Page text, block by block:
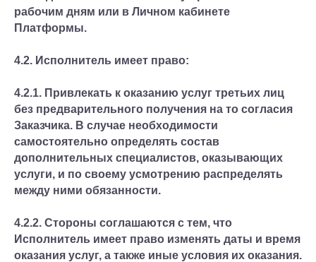
рабочим дням или в Личном кабинете
Платформы.
4.2. Исполнитель имеет право:
4.2.1. Привлекать к оказанию услуг третьих лиц
без предварительного получения на то согласия
Заказчика. В случае необходимости
самостоятельно определять состав
дополнительных специалистов, оказывающих
услуги, и по своему усмотрению распределять
между ними обязанности.
4.2.2. Стороны соглашаются с тем, что
Исполнитель имеет право изменять даты и время
оказания услуг, а также иные условия их оказания.